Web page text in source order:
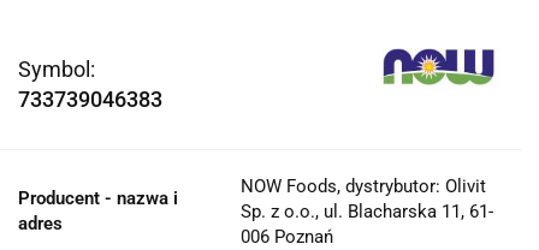
Symbol:
733739046383
Producent - nazwa i
adres
NOW Foods, dystrybutor: Olivit
Sp. z o.o., ul. Blacharska 11, 61-
006 Poznań